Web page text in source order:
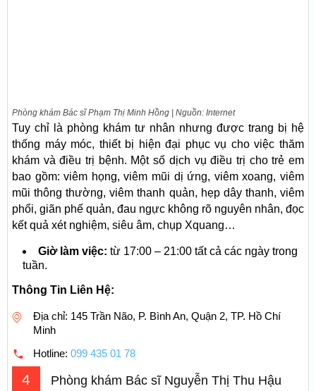
Phòng khám Bác sĩ Phạm Thị Minh Hồng | Nguồn: Internet
Tuy chỉ là phòng khám tư nhân nhưng được trang bị hệ
thống máy móc, thiết bị hiện đại phục vụ cho việc thăm
khám và điều trị bệnh. Một số dịch vụ điều trị cho trẻ em
bao gồm: viêm họng, viêm mũi dị ứng, viêm xoang, viêm
mũi thông thường, viêm thanh quản, hẹp dây thanh, viêm
phổi, giãn phế quản, đau ngực không rõ nguyên nhân, đọc
kết quả xét nghiệm, siêu âm, chụp Xquang…
Giờ làm việc: từ 17:00 – 21:00 tất cả các ngày trong
tuần.
Thông Tin Liên Hệ:
Địa chỉ: 145 Trần Não, P. Bình An, Quận 2, TP. Hồ Chí
Minh
Hotline: 099 435 01 78
4 Phòng khám Bác sĩ Nguyễn Thị Thu Hậu